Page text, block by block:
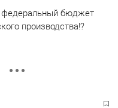
федеральный бюджет
производства!?